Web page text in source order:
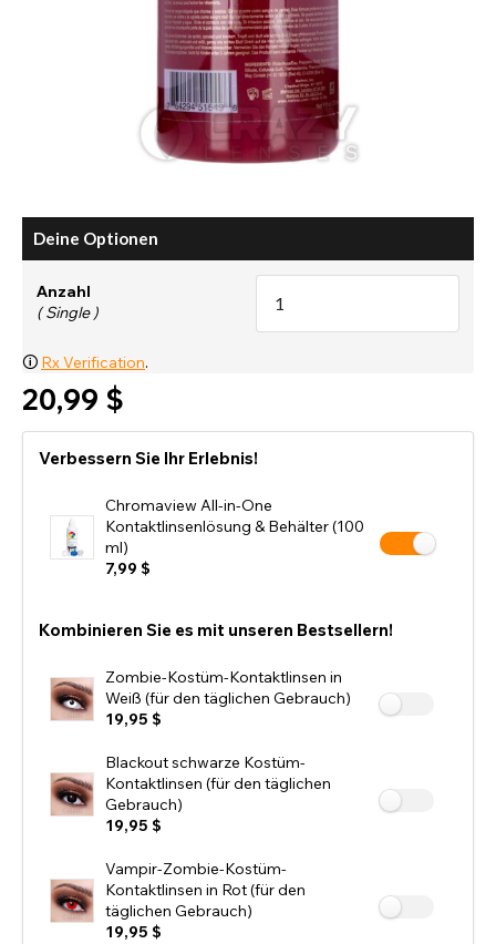
Deine Optionen
Anzahl
( Single )
🛈 Rx Verification.
20,99 $
Verbessern Sie Ihr Erlebnis!
Chromaview All-in-One
Kontaktlinsenlösung & Behälter (100
ml)
7,99 $
Kombinieren Sie es mit unseren Bestsellern!
Zombie-Kostüm-Kontaktlinsen in
Weiß (für den täglichen Gebrauch)
19,95 $
Blackout schwarze Kostüm-
Kontaktlinsen (für den täglichen
Gebrauch)
19,95 $
Vampir-Zombie-Kostüm-
Kontaktlinsen in Rot (für den
täglichen Gebrauch)
19,95 $